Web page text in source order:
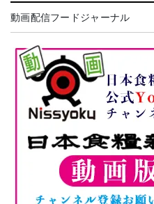
動画配信フードジャーナル